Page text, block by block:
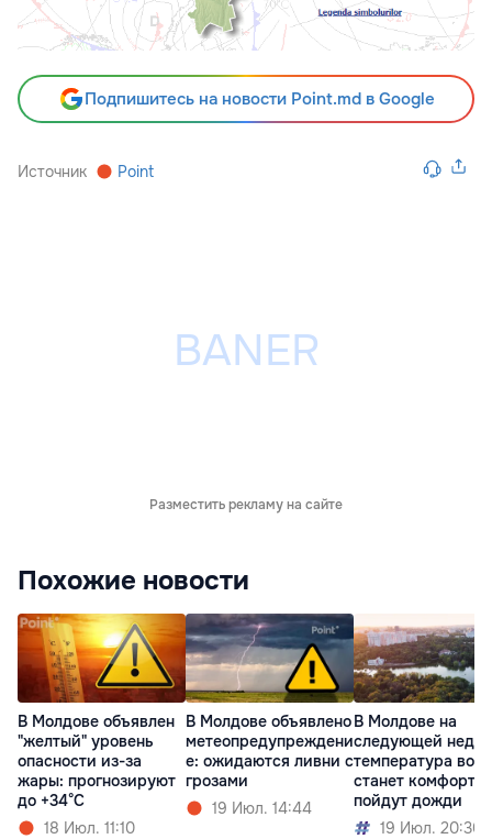
Подпишитесь на новости Point.md в Google
Источник Point
Разместить рекламу на сайте
Похожие новости
В Молдове объявлен
"желтый" уровень
опасности из-за
жары: прогнозируют
до +34°C
18 Июл. 11:10
В Молдове объявлено
метеопредупреждени
е: ожидаются ливни с
грозами
19 Июл. 14:44
В Молдове на
следующей
температура
станет
пойдут дожди
19 Июл. 20:30